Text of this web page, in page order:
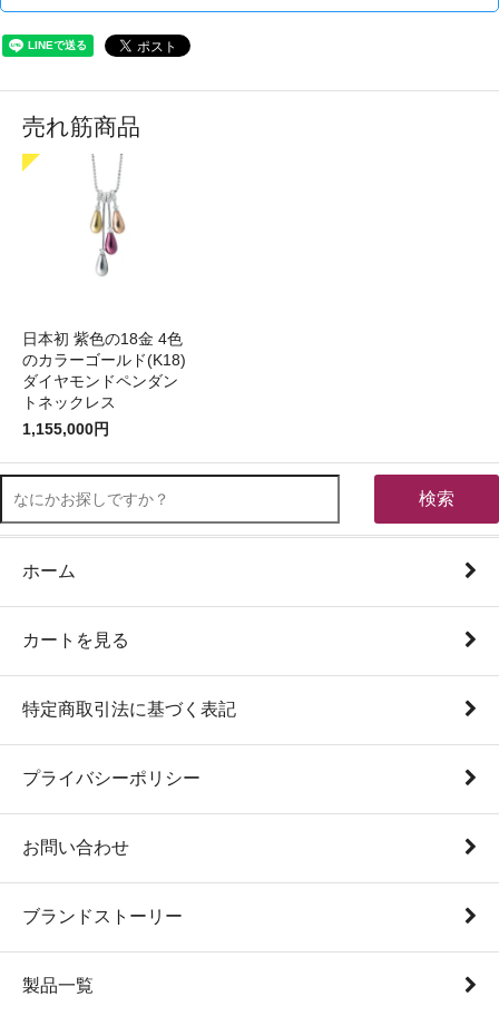
売れ筋商品
日本初 紫色の18金 4色
のカラーゴールド(K18)
ダイヤモンドペンダン
トネックレス
1,155,000円
検索
ホーム
カートを見る
特定商取引法に基づく表記
プライバシーポリシー
お問い合わせ
ブランドストーリー
製品一覧